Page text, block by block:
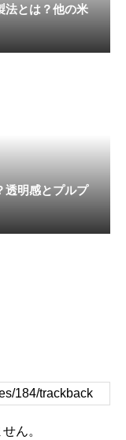
法とは？他の米
透明感とプルプ
ん。